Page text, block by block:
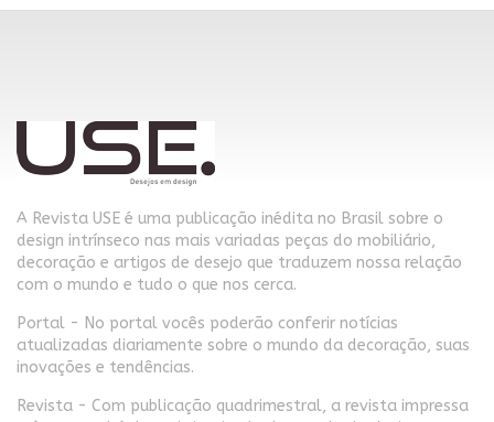
A Revista USE é uma publicação inédita no Brasil sobre o
design intrínseco nas mais variadas peças do mobiliário,
decoração e artigos de desejo que traduzem nossa relação
com o mundo e tudo o que nos cerca.
Portal - No portal vocês poderão conferir notícias
atualizadas diariamente sobre o mundo da decoração, suas
inovações e tendências.
Revista - Com publicação quadrimestral, a revista impressa